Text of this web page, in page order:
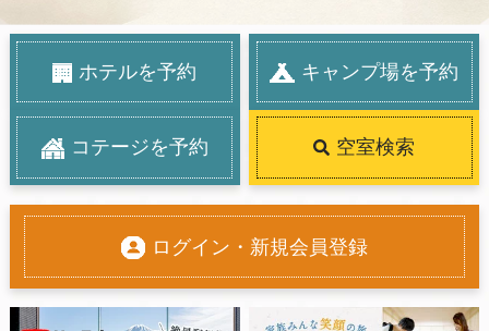
ホテルを予約 キャンプ場を予約
コテージを予約 空室検索
ログイン・新規会員登録